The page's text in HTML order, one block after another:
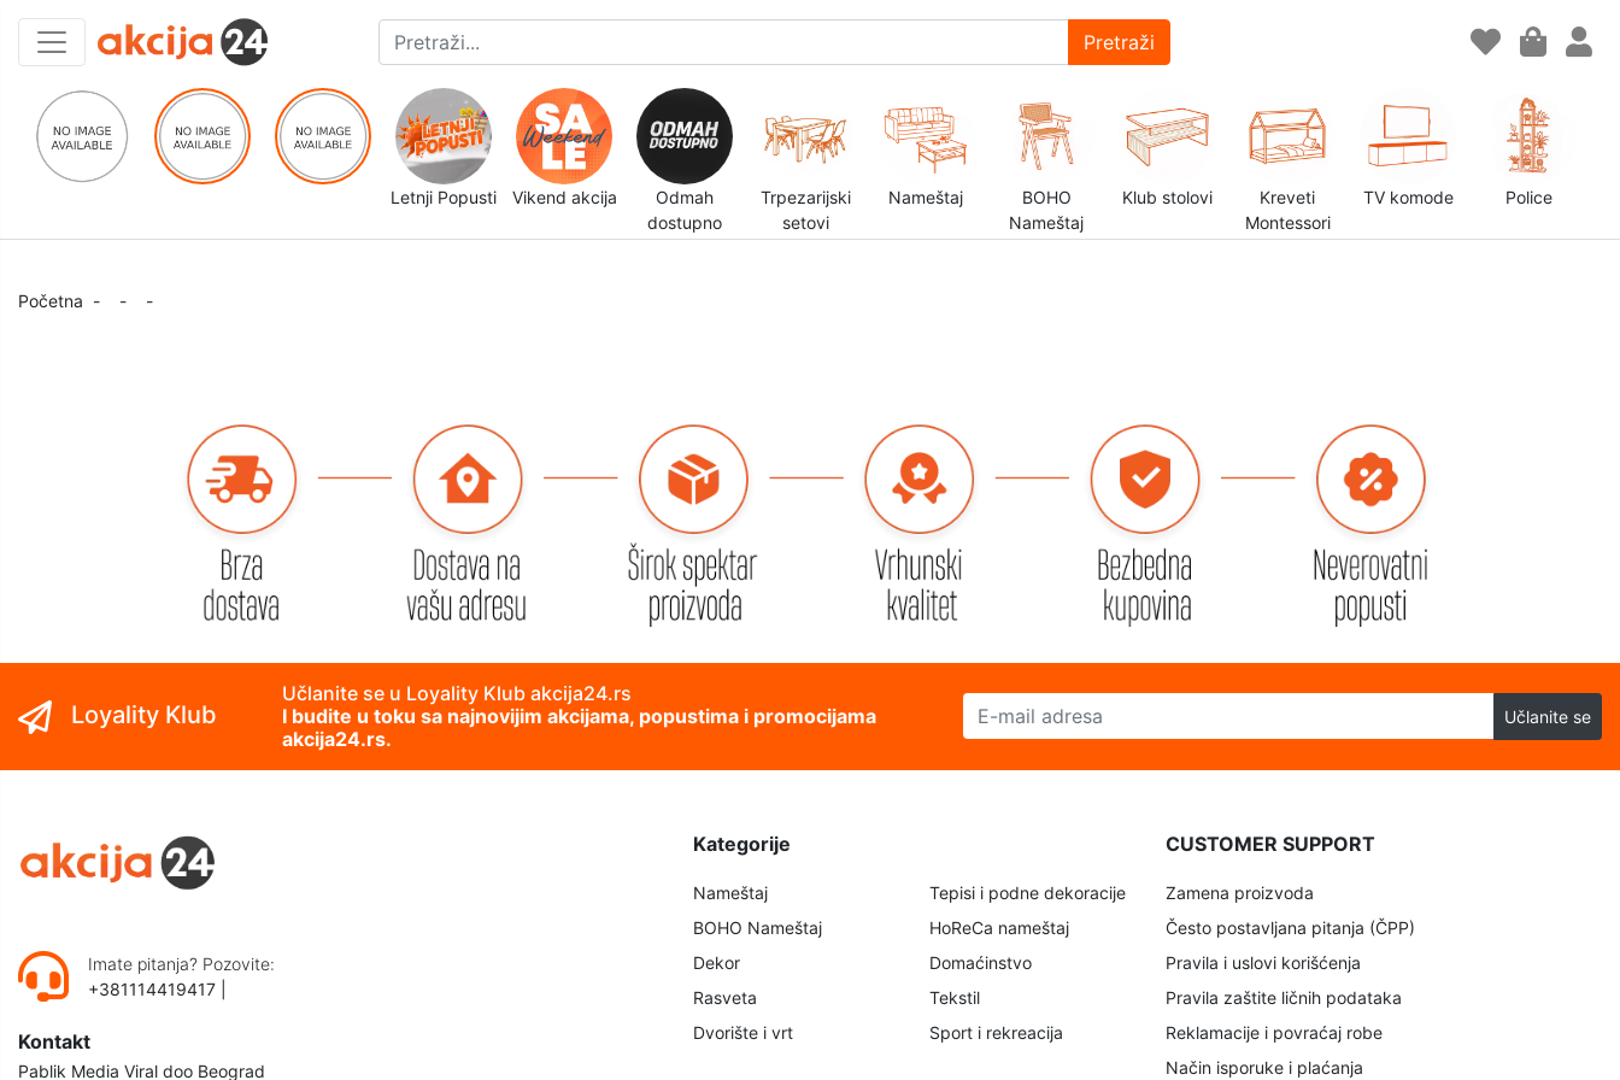
Pretraži
Letnji Popusti Vikend akcija
Odmah
dostupno
Trpezarijski
setovi
Nameštaj
BOHO
Nameštaj
Klub stolovi
Kreveti
Montessori
TV komode Police
Početna - - -
Loyality Klub
Učlanite se u Loyality Klub akcija24.rs
I budite u toku sa najnovijim akcijama, popustima i promocijama
akcija24.rs.
E-mail adresa
Učlanite se
Imate pitanja? Pozovite:
+381114419417
Kontakt
Pablik Media Viral doo Beograd
Kategorije
Nameštaj
BOHO Nameštaj
Dekor
Rasveta
Dvorište i vrt
Tepisi i podne dekoracije
HoReCa nameštaj
Domaćinstvo
Tekstil
Sport i rekreacija
CUSTOMER SUPPORT
Zamena proizvoda
Često postavljana pitanja (ČPP)
Pravila i uslovi korišćenja
Pravila zaštite ličnih podataka
Reklamacije i povraćaj robe
Način isporuke i plaćanja